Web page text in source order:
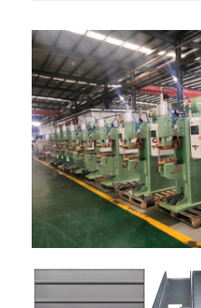
বাড়ি
পণ্য
আমাদের সম্পর্কে
কারখানা ভ্রমণ